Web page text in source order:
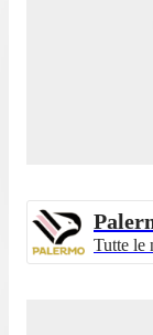
Tutte le